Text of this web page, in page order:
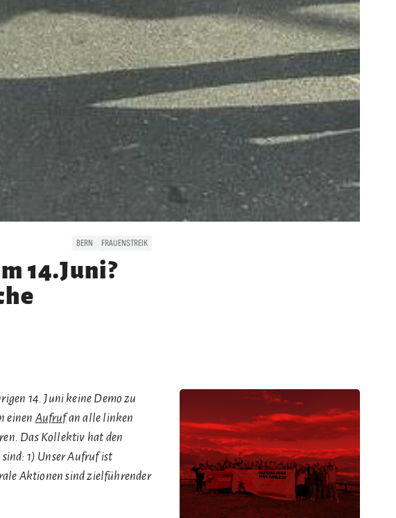
BERN FRAUENSTREIK
14.Juni?
14. Juni keine Demo zu
einen Aufrufan alle linken
Das Kollektiv hat den
1) Unser Aufruf ist
Aktionen sind zielführender